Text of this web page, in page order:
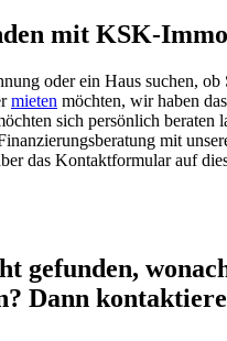
mit KSK-
oder ein Haus suchen, ob
mieten möchten, wir haben
sich persönlich beraten
mit
das Kontaktformular auf
gefunden,
Dann